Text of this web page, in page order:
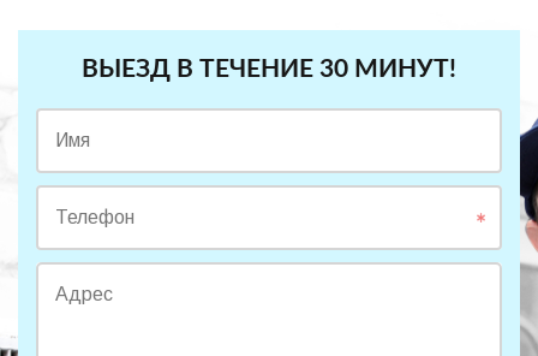
ВЫЕЗД В ТЕЧЕНИЕ 30 МИНУТ!
Имя
Телефон
Адрес